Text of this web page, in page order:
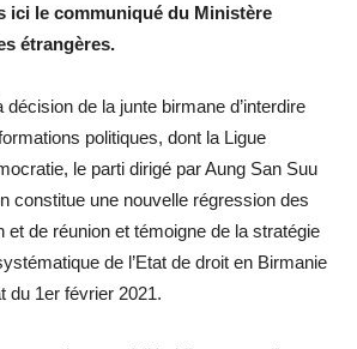
ici le communiqué du Ministère
étrangères.
décision de la junte birmane d’interdire
politiques, dont la Ligue
le parti dirigé par Aung San Suu
constitue une nouvelle régression des
et de réunion et témoigne de la stratégie
de l’Etat de droit en Birmanie
du 1er février 2021.